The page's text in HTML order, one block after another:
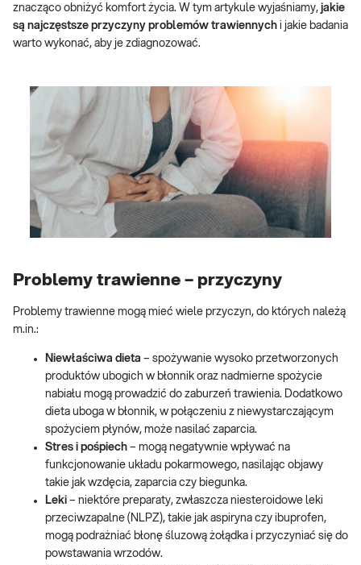
znacząco obniżyć komfort życia. W tym artykule wyjaśniamy, jakie
są najczęstsze przyczyny problemów trawiennych i jakie badania
warto wykonać, aby je zdiagnozować.
Problemy trawienne – przyczyny
Problemy trawienne mogą mieć wiele przyczyn, do których należą
m.in.:
Niewłaściwa dieta – spożywanie wysoko przetworzonych
produktów ubogich w błonnik oraz nadmierne spożycie
nabiału mogą prowadzić do zaburzeń trawienia. Dodatkowo
dieta uboga w błonnik, w połączeniu z niewystarczającym
spożyciem płynów, może nasilać zaparcia.
Stres i pośpiech – mogą negatywnie wpływać na
funkcjonowanie układu pokarmowego, nasilając objawy
takie jak wzdęcia, zaparcia czy biegunka.
Leki – niektóre preparaty, zwłaszcza niesteroidowe leki
przeciwzapalne (NLPZ), takie jak aspiryna czy ibuprofen,
mogą podrażniać błonę śluzową żołądka i przyczyniać się do
powstawania wrzodów.